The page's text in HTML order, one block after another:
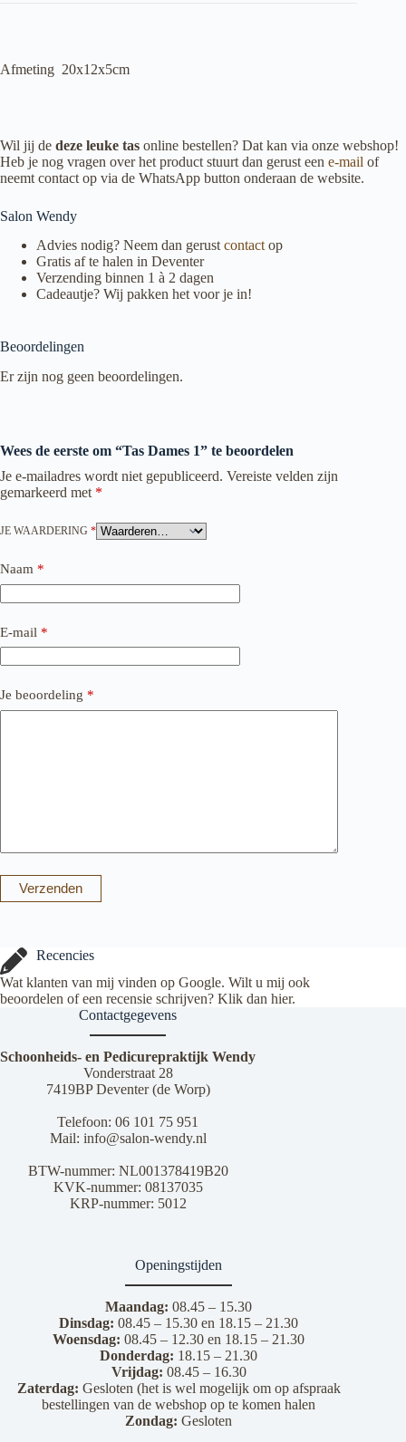
Afmeting 20x12x5cm
Wil jij de deze leuke tas online bestellen? Dat kan via onze webshop!
Heb je nog vragen over het product stuurt dan gerust een e-mail of
neemt contact op via de WhatsApp button onderaan de website.
Salon Wendy
Advies nodig? Neem dan gerust contact op
Gratis af te halen in Deventer
Verzending binnen 1 à 2 dagen
Cadeautje? Wij pakken het voor je in!
Beoordelingen
Er zijn nog geen beoordelingen.
Wees de eerste om “Tas Dames 1” te beoordelen
Je e-mailadres wordt niet gepubliceerd. Vereiste velden zijn
gemarkeerd met *
JE WAARDERING *
Naam *
E-mail *
Je beoordeling *
Verzenden
Recencies
Wat klanten van mij vinden op Google. Wilt u mij ook
beoordelen of een recensie schrijven? Klik dan hier.
Contactgegevens
Schoonheids- en Pedicurepraktijk Wendy
Vonderstraat 28
7419BP Deventer (de Worp)
Telefoon: 06 101 75 951
Mail: info@salon-wendy.nl
BTW-nummer: NL001378419B20
KVK-nummer: 08137035
KRP-nummer: 5012
Openingstijden
Maandag:08.45 – 15.30
Dinsdag: 08.45 – 15.30 en 18.15 – 21.30
Woensdag: 08.45 – 12.30 en 18.15 – 21.30
Donderdag: 18.15 – 21.30
Vrijdag: 08.45 – 16.30
Zaterdag: Gesloten (het is wel mogelijk om op afspraak
bestellingen van de webshop op te komen halen
Zondag: Gesloten